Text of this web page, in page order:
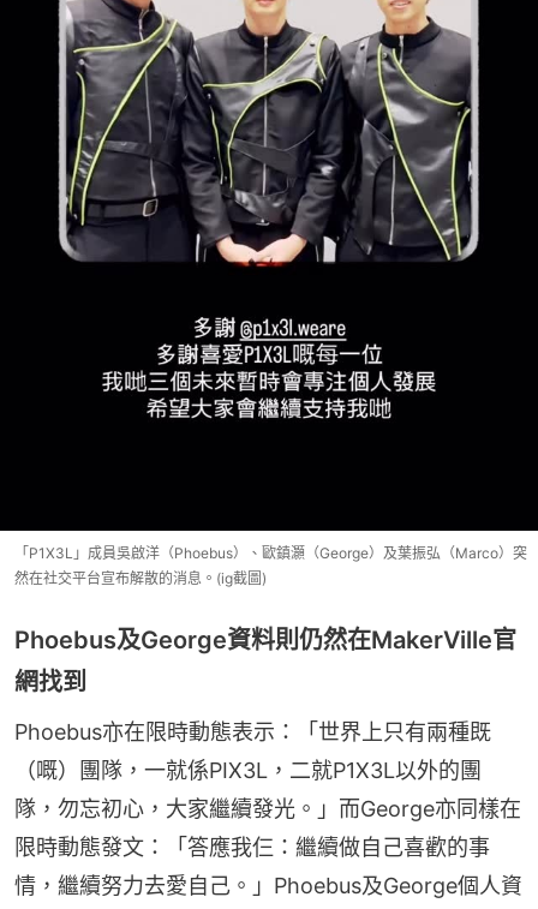
「P1X3L」成員吳啟洋（Phoebus）、歐鎮灝（George）及葉振弘（Marco）突
然在社交平台宣布解散的消息。(ig截圖)
Phoebus及George資料則仍然在MakerVille官
網找到
Phoebus亦在限時動態表示：「世界上只有兩種既
（嘅）團隊，一就係PIX3L，二就P1X3L以外的團
隊，勿忘初心，大家繼續發光。」而George亦同樣在
限時動態發文：「答應我仨：繼續做自己喜歡的事
情，繼續努力去愛自己。」Phoebus及George個人資